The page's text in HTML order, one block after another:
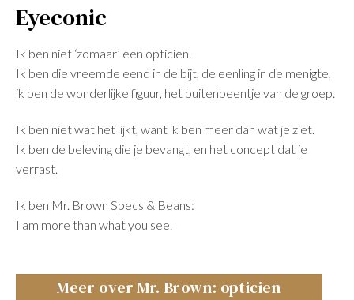
Eyeconic
Ik ben niet ‘zomaar’ een opticien.
Ik ben die vreemde eend in de bijt, de eenling in de menigte,
ik ben de wonderlijke figuur, het buitenbeentje van de groep.
Ik ben niet wat het lijkt, want ik ben meer dan wat je ziet.
Ik ben de beleving die je bevangt, en het concept dat je
verrast.
Ik ben Mr. Brown Specs & Beans:
I am more than what you see.
Meer over Mr. Brown: opticien